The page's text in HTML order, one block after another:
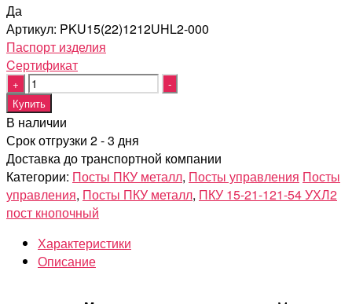
Да
Артикул: PKU15(22)1212UHL2-000
Паспорт изделия
Cертификат
Quantity
Купить
В наличии
Срок отгрузки 2 - 3 дня
Доставка до транспортной компании
Категории: Посты ПКУ металл, Посты управления Посты
управления, Посты ПКУ металл, ПКУ 15-21-121-54 УХЛ2
пост кнопочный
Характеристики
Описание